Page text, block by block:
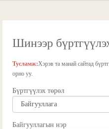
Шинээр
Тусламж:Хэрэв та манай сайтад
орно уу.
Бүртгүүлэх төрөл
Байгууллагын нэр